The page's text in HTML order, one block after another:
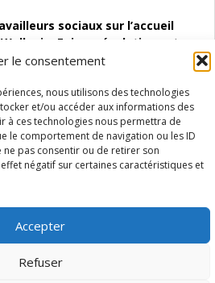
le consentement
nous utilisons des technologies
et/ou accéder aux informations des
à ces technologies nous permettra de
le comportement de navigation ou les ID
ne pas consentir ou de retirer son
négatif sur certaines caractéristiques et
Accepter
Refuser
sociaux sur l’accueil
Enjeux, évolutions et
Structures
d’emploi (SAACE)
:quels indicateurs